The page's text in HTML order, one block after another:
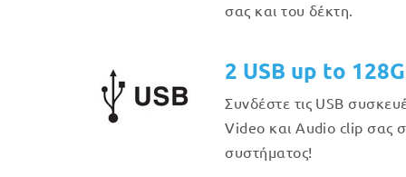
σας και του δέκτη.
2 USB up to
Συνδέστε τις USB
Video και Audio clip σας
συστήματος!